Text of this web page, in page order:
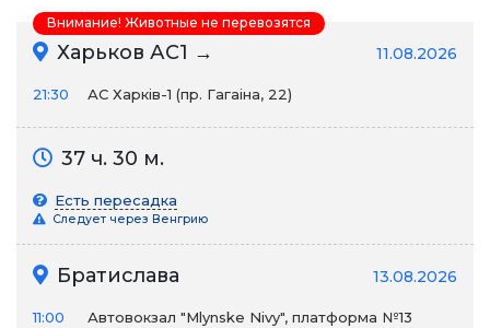
Харьков АС1 → 11.08.2026
21:30 АС Харків-1 (пр. Гагаіна, 22)
37 ч. 30 м.
Есть пересадка
Следует через Венгрию
Братислава 13.08.2026
11:00
Автовокзал "Mlynske Nivy", платформа №13
Внимание! Животные не перевозятся